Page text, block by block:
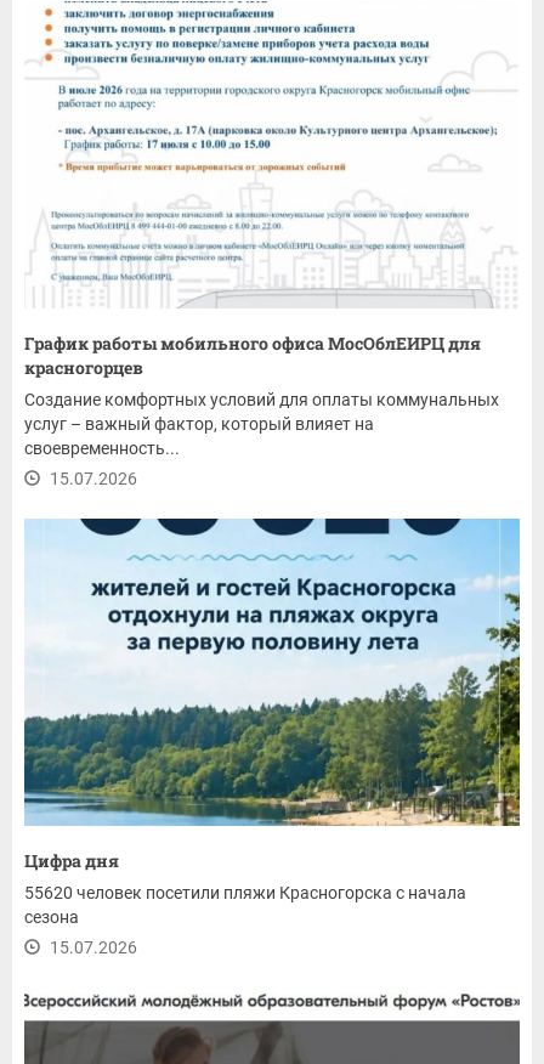
График работы мобильного офиса МосОблЕИРЦ для
красногорцев
Создание комфортных условий для оплаты коммунальных
услуг – важный фактор, который влияет на
своевременность...
15.07.2026
Цифра дня
55620 человек посетили пляжи Красногорска с начала
сезона
15.07.2026